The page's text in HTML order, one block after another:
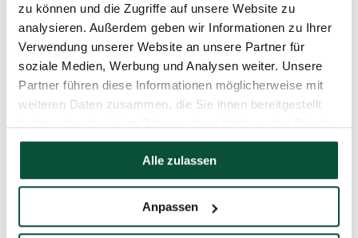
zu können und die Zugriffe auf unsere Website zu
analysieren. Außerdem geben wir Informationen zu Ihrer
Verwendung unserer Website an unsere Partner für
soziale Medien, Werbung und Analysen weiter. Unsere
Partner führen diese Informationen möglicherweise mit
weiteren Daten zusammen, die Sie ihnen bereitgestellt
gesammelt haben.
Alle zulassen
Anpassen
Breite 125cm
Gesamtanzahl der Zweige 1788
Anzahl der 3D-Zweige 810
dicht